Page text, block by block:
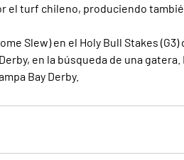
el turf chileno, produciendo
Slew) en el Holy Bull Stakes (G3)
en la búsqueda de una
Bay Derby.